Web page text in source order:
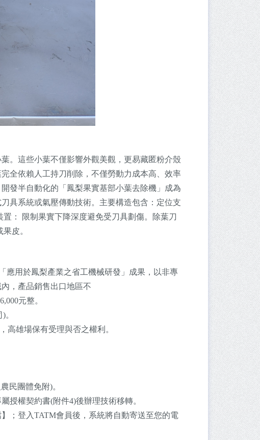
。這些小葉不僅影響外觀美觀，更易藏匿粉介殼
全依賴人工持刀削除，不僅勞動力成本高、效率
發半自動化的「鳳梨果實基部小葉去除機」成為
具系統或氣壓傳動技術。主要構造包含：定位支
： 限制果實下降深度避免受刀具劃傷。除葉刀
皮。
應用於鳳梨產業之省工機械研發」成果，以非專
，產品銷售出口地區不
元整。
。
高雄場保有受理與否之權利。
民團體免附)。
授權契約書(附件4)後辦理技術移轉。
；登入TATM會員後，系統將自動寄送至您的電